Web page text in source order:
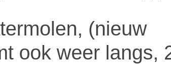
(nieuw
ook weer langs,